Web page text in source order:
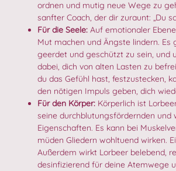
ordnen und mutig neue Wege zu
sanfter Coach, der dir zuraunt: „Du
Für die Seele: Auf emotionaler
Mut machen und Ängste lindern. Es
geerdet und geschützt zu sein, und
dabei, dich von alten Lasten zu
du das Gefühl hast, festzustecken,
den nötigen Impuls geben, dich
Für den Körper: Körperlich ist
seine durchblutungsfördernden und
Eigenschaften. Es kann bei
müden Gliedern wohltuend wirken.
Außerdem wirkt Lorbeer belebend,
desinfizierend für deine Atemwege